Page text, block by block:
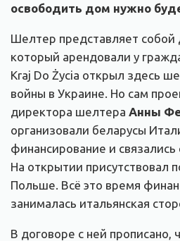
освободить дом нужно
Шелтер представляет собой
который арендовали у
Kraj Do Życia открыл здесь
войны в Украине. Но сам
директора шелтера Анны
организовали беларусы
финансирование и
На открытии присутствовал
Польше. Всё это время
занималась итальянская
В договоре с ней прописано,